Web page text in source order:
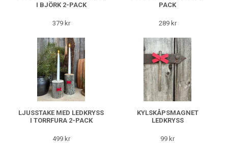
I BJÖRK 2-PACK
379 kr
PACK
289 kr
LJUSSTAKE MED LEDKRYSS
I TORRFURA 2-PACK
499 kr
KYLSKÅPSMAGNET
LEDKRYSS
99 kr